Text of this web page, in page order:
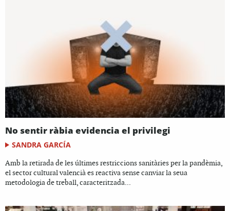
No sentir ràbia evidencia el privilegi
SANDRA GARCÍA
Amb la retirada de les últimes restriccions sanitàries per la pandèmia,
el sector cultural valencià es reactiva sense canviar la seua
metodologia de treball, caracteritzada...